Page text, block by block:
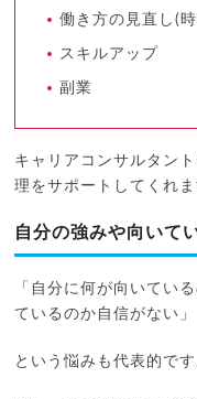
働き方の見直し(
スキルアップ
副業
キャリアコンサルタン
理をサポートしてくれま
自分の強みや向いて
「自分に何が向いてい
ているのか自信がない」
という悩みも代表的です